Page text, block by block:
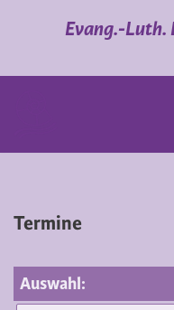
Evang.-Luth.
Termine
Auswahl: